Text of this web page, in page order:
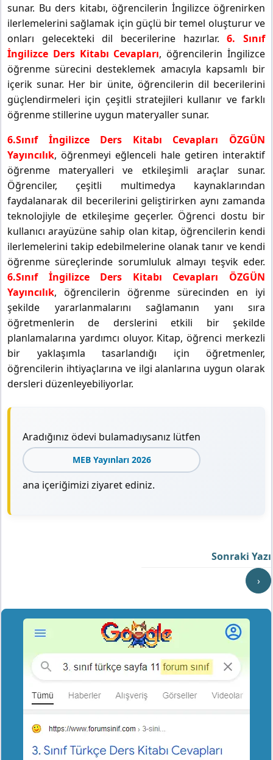
sunar. Bu ders kitabı, öğrencilerin İngilizce öğrenirken
ilerlemelerini sağlamak için güçlü bir temel oluşturur ve
onları gelecekteki dil becerilerine hazırlar.6. Sınıf
İngilizce Ders Kitabı Cevapları, öğrencilerin İngilizce
öğrenme sürecini desteklemek amacıyla kapsamlı bir
içerik sunar. Her bir ünite, öğrencilerin dil becerilerini
güçlendirmeleri için çeşitli stratejileri kullanır ve farklı
öğrenme stillerine uygun materyaller sunar.
6.Sınıf İngilizce Ders Kitabı Cevapları ÖZGÜN
Yayıncılık, öğrenmeyi eğlenceli hale getiren interaktif
öğrenme materyalleri ve etkileşimli araçlar sunar.
Öğrenciler, çeşitli multimedya kaynaklarından
faydalanarak dil becerilerini geliştirirken aynı zamanda
teknolojiyle de etkileşime geçerler. Öğrenci dostu bir
kullanıcı arayüzüne sahip olan kitap, öğrencilerin kendi
ilerlemelerini takip edebilmelerine olanak tanır ve kendi
öğrenme süreçlerinde sorumluluk almayı teşvik eder.
6.Sınıf İngilizce Ders Kitabı Cevapları ÖZGÜN
Yayıncılık, öğrencilerin öğrenme sürecinden en iyi
şekilde yararlanmalarını sağlamanın yanı sıra
öğretmenlerin de derslerini etkili bir şekilde
planlamalarına yardımcı oluyor. Kitap, öğrenci merkezli
bir yaklaşımla tasarlandığı için öğretmenler,
öğrencilerin ihtiyaçlarına ve ilgi alanlarına uygun olarak
dersleri düzenleyebiliyorlar.
Aradığınız ödevi bulamadıysanız lütfen
MEB Yayınları 2026
ana içeriğimizi ziyaret ediniz.
Sonraki Yazı
›